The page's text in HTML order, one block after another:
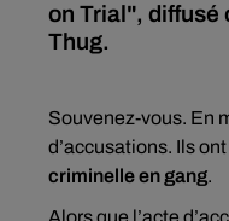
on Trial", diffusé
Thug.
Souvenez-vous. En
d’accusations. Ils
criminelle en gang.
Alors que l’acte